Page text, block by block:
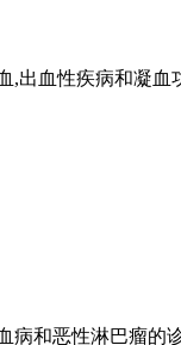
,出血性疾病和凝血
病和恶性淋巴瘤的